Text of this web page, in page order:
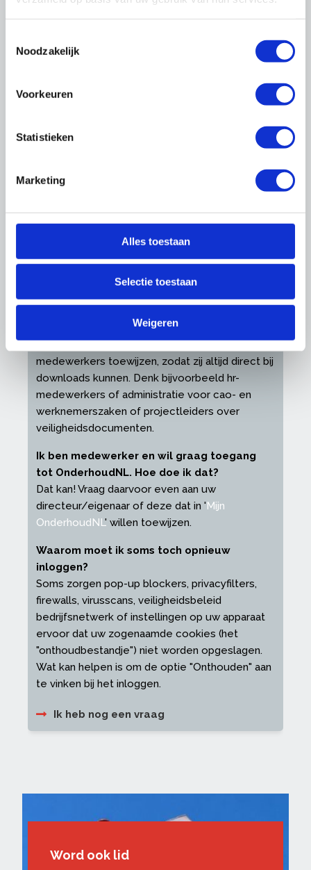
Noodzakelijk
Voorkeuren
Statistieken
Marketing
Alles toestaan
Selectie toestaan
Weigeren
Ik heb geen inloggegevens ontvangen als
directeur / eigenaar (hoofdvestiging)
spoedig mogelijk de inloggegevens toe.
Ik ben mijn wachtwoord of gebruikersnaam
dezehier
mailadres?
u allerlei zaken kunt instellen zoals
bezoek aan onze site.
medewerkers toewijzen, zodat zij altijd direct bij
downloads kunnen. Denk bijvoorbeeld hr-
medewerkers of administratie voor cao- en
werknemerszaken of projectleiders over
veiligheidsdocumenten.
Ik ben medewerker en wil graag toegang
tot OnderhoudNL. Hoe doe ik dat?
Dat kan! Vraag daarvoor even aan uw
directeur/eigenaar of deze dat in ' Mijn
OnderhoudNL' willen toewijzen.
Waarom moet ik soms toch opnieuw
inloggen?
Soms zorgen pop-up blockers, privacyfilters,
firewalls, virusscans, veiligheidsbeleid
bedrijfsnetwerk of instellingen op uw apparaat
ervoor dat uw zogenaamde cookies (het
"onthoudbestandje") niet worden opgeslagen.
Wat kan helpen is om de optie "Onthouden" aan
te vinken bij het inloggen.
Ik heb nog een vraag
Word ook lid